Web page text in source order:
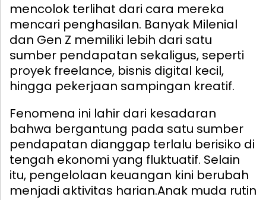
mencolok terlihat dari cara mereka
mencari penghasilan. Banyak Milenial
dan Gen Z memiliki lebih dari satu
sumber pendapatan sekaligus, seperti
proyek freelance, bisnis digital kecil,
hingga pekerjaan sampingan kreatif.
Fenomena ini lahir dari kesadaran
bahwa bergantung pada satu sumber
pendapatan dianggap terlalu berisiko di
tengah ekonomi yang fluktuatif. Selain
itu, pengelolaan keuangan kini berubah
menjadi aktivitas harian.Anak muda rutin